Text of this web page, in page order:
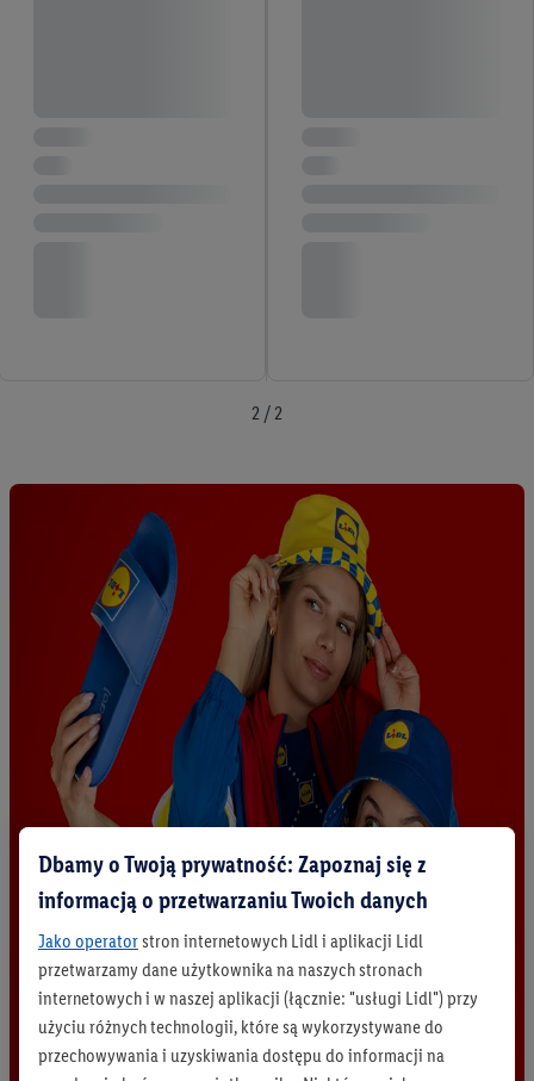
2 / 2
Dbamy o Twoją prywatność: Zapoznaj się z
informacją o przetwarzaniu Twoich danych
Jako operatorstron internetowych Lidl i aplikacji Lidl
przetwarzamy dane użytkownika na naszych stronach
internetowych i w naszej aplikacji (łącznie: "usługi Lidl") przy
użyciu różnych technologii, które są wykorzystywane do
przechowywania i uzyskiwania dostępu do informacji na